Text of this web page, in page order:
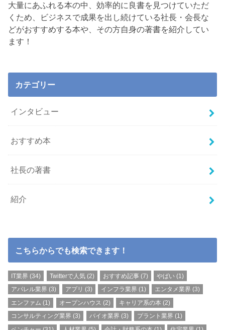
大量にあふれる本の中、効率的に良書を見つけていただ
くため、ビジネスで成果を出し続けている社長・会長な
どがおすすめする本や、その方自身の著書を紹介してい
ます！
カテゴリー
インタビュー
おすすめ本
社長の著書
紹介
こちらからでも検索できます！
IT業界 (34) Twitterで人気(2) おすすめ記事(7) やばい (1)
アパレル業界 (3) アプリ (3) インフラ業界 (1) エンタメ業界 (3)
エンファム (1) オープンハウス (2) キャリア系の本 (2)
コンサルティング業界 (3) バイオ業界 (3) プラント業界 (1)